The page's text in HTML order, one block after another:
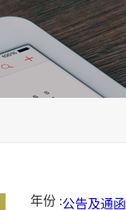
年份 :公告及通函